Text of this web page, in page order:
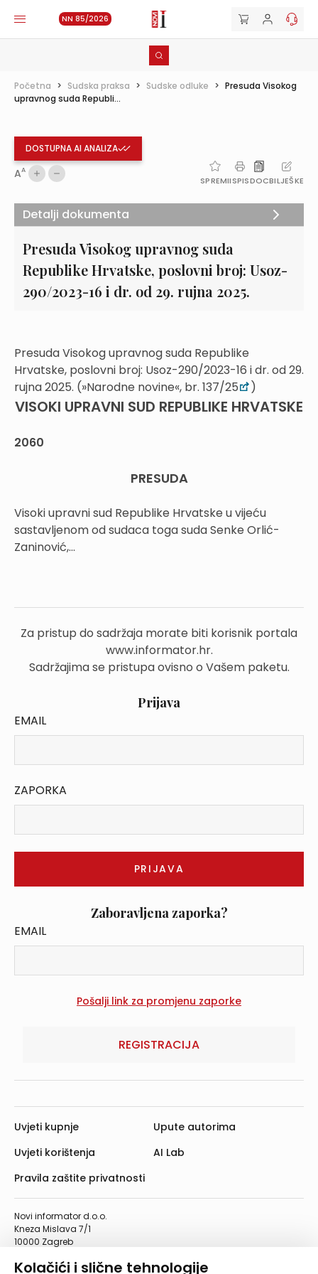
Kolačići i slične tehnologije
NN 85/2026
Početna > Sudska praksa > Sudske odluke > Presuda Visokog
upravnog suda Republi...
DOSTUPNA AI ANALIZA
AA
SPREMIISPISDOCBILJEŠKE
Presuda Visokog upravnog suda
Republike Hrvatske, poslovni broj: Usoz-
290/2023-16 i dr. od 29. rujna 2025.
Presuda Visokog upravnog suda Republike
Hrvatske, poslovni broj: Usoz-290/2023-16 i dr. od 29.
rujna 2025. (»Narodne novine«, br. 137/25
)
VISOKI UPRAVNI SUD REPUBLIKE HRVATSKE
2060
PRESUDA
Visoki upravni sud Republike Hrvatske u vijeću
sastavljenom od sudaca toga suda Senke Orlić-
Zaninović,...
Za pristup do sadržaja morate biti korisnik portala
www.informator.hr.
Sadržajima se pristupa ovisno o Vašem paketu.
Prijava
EMAIL
ZAPORKA
Zaboravljena zaporka?
EMAIL
REGISTRACIJA
Detalji dokumenta
Novi informator d.o.o.
Kneza Mislava 7/1
10000 Zagreb
Telefaks: 01/4612-553
Uvjeti kupnje
Uvjeti korištenja
Pravila zaštite privatnosti
Upute autorima
AI Lab